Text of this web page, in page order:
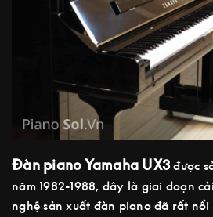
Đàn piano Yamaha UX3được
năm 1982-1988, đây là giai đoạn
nghệ sản xuất đàn piano đã rất nổi